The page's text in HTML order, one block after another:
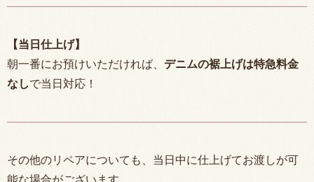
【当日仕上げ】
朝一番にお預けいただければ、 デニムの裾上げは特急料金
なしで当日対応！
その他のリペアについても、当日中に仕上げてお渡しが可
能な場合がございます。